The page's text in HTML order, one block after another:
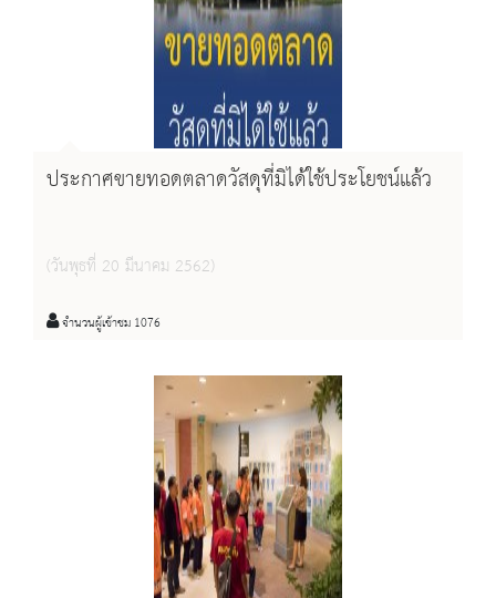
ประกาศขายทอดตลาดวัสดุที่มิได้ใช้ประโยชน์แล้ว
(วันพุธที่ 20 มีนาคม 2562)
จำนวนผู้เข้าชม 1076